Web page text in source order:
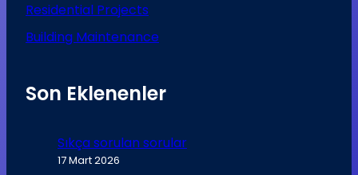
Residential Projects
Building Maintenance
Son Eklenenler
Sıkça sorulan sorular
17 Mart 2026